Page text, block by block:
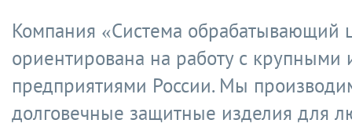
Компания «Система обрабатывающий
ориентирована на работу с
предприятиями России. Мы
долговечные защитные изделия для